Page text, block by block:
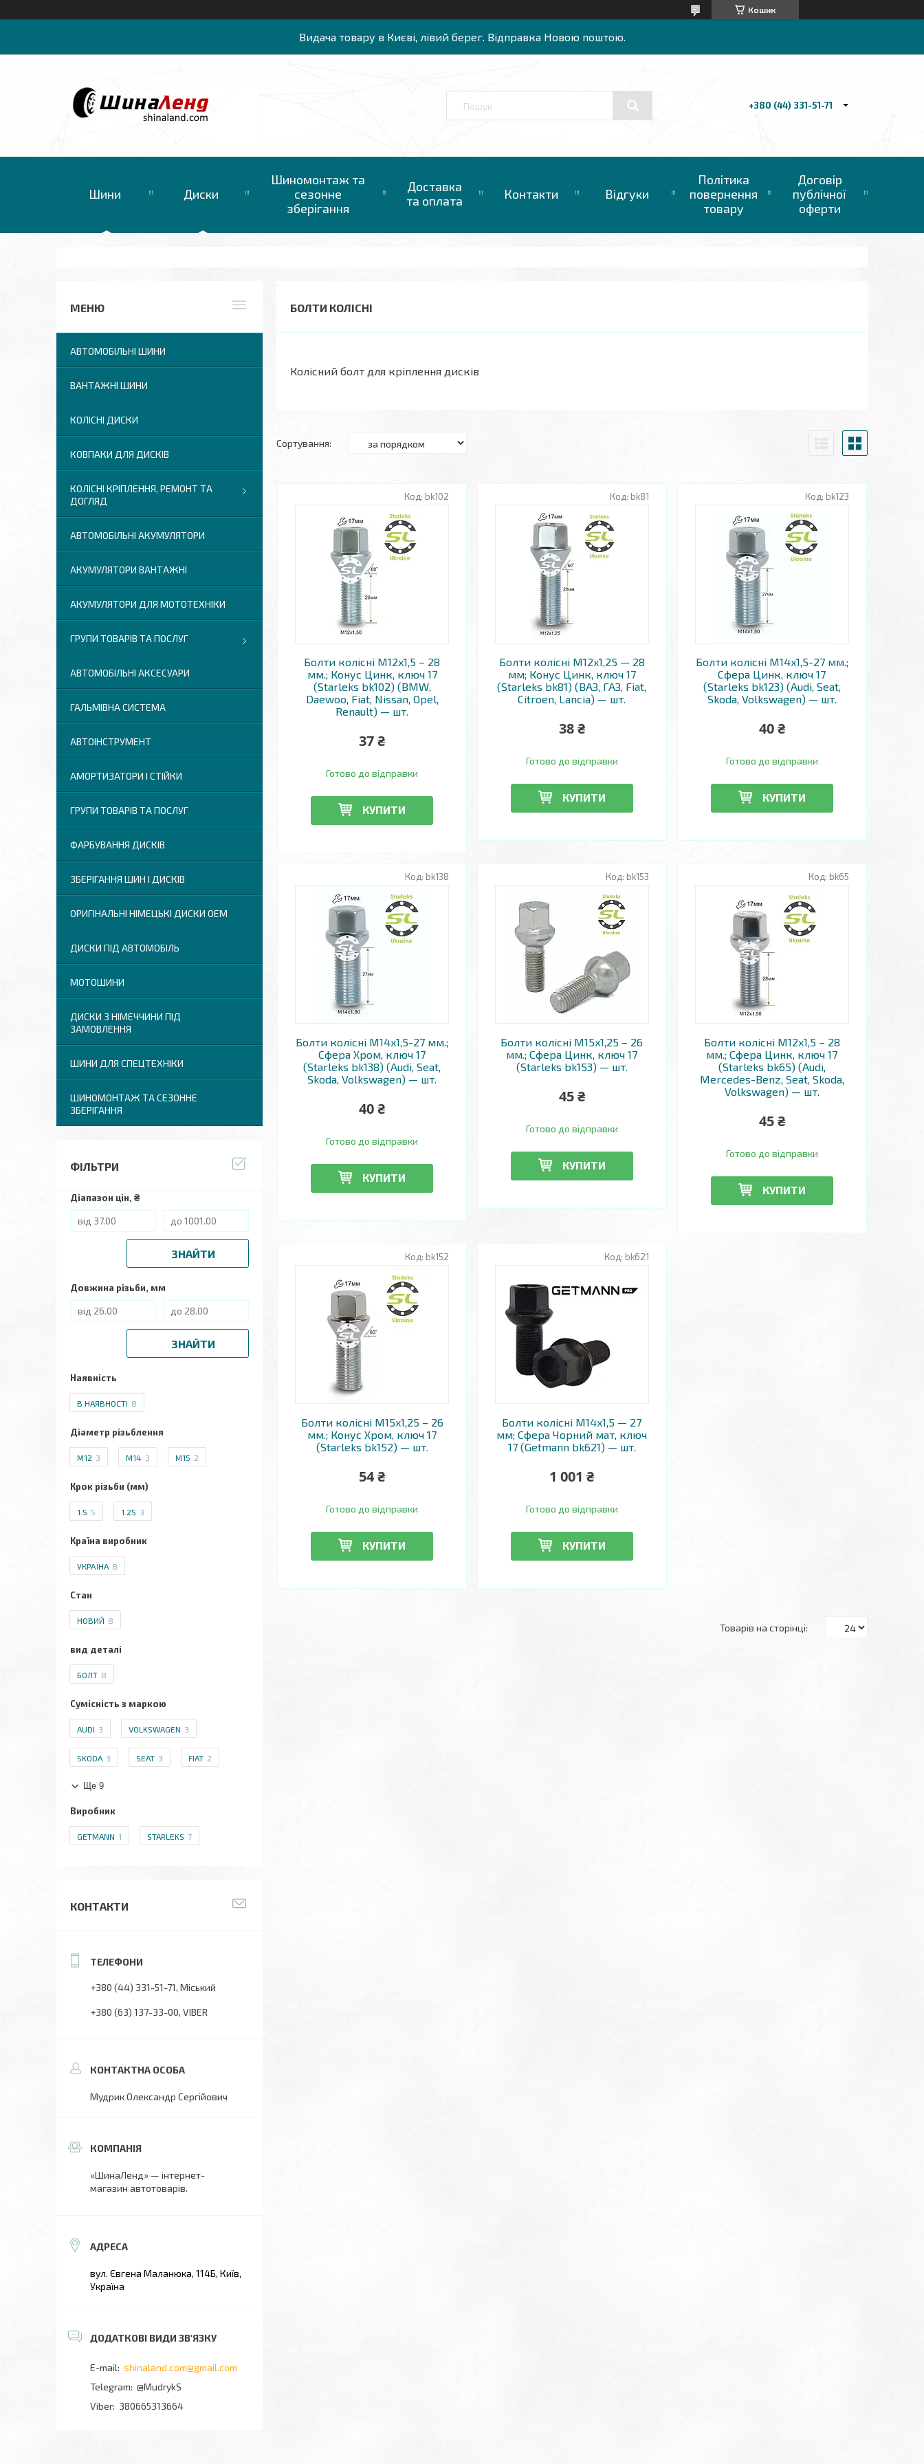
Кошик
Видача товару в Києві, лівий берег. Відправка Новою поштою.
+380 (44) 331-51-71
Шини Диски
Шиномонтаж та
сезонне
зберігання
Доставка
та оплата
Контакти Відгуки
Політика
повернення
товару
Договір
публічної
оферти
БОЛТИ КОЛІСНІ
Колісний болт для кріплення дисків
bk102
Болти колісні M12x1,5 – 28
мм.; Конус Цинк, ключ 17
(Starleks bk102) (BMW,
Daewoo, Fiat, Nissan, Opel,
Renault) — шт.
37 ₴
Готово до відправки
КУПИТИ
bk81
Болти колісні M12x1,25 — 28
мм; Конус Цинк, ключ 17
(Starleks bk81) (ВАЗ, ГАЗ, Fiat,
Citroen, Lancia) — шт.
38 ₴
Готово до відправки
КУПИТИ
bk123
Болти колісні M14x1,5-27 мм.;
Сфера Цинк, ключ 17
(Starleks bk123) (Audi, Seat,
Skoda, Volkswagen) — шт.
40 ₴
Готово до відправки
КУПИТИ
bk138
Болти колісні M14x1,5-27 мм.;
Сфера Хром, ключ 17
(Starleks bk138) (Audi, Seat,
Skoda, Volkswagen) — шт.
40 ₴
Готово до відправки
КУПИТИ
bk153
Болти колісні M15x1,25 – 26
мм.; Сфера Цинк, ключ 17
(Starleks bk153) — шт.
45 ₴
Готово до відправки
КУПИТИ
bk65
Болти колісні M12x1,5 – 28
мм.; Сфера Цинк, ключ 17
(Starleks bk65) (Audi,
Mercedes-Benz, Seat, Skoda,
Volkswagen) — шт.
45 ₴
Готово до відправки
КУПИТИ
bk152
Болти колісні M15x1,25 – 26
мм.; Конус Хром, ключ 17
(Starleks bk152) — шт.
54 ₴
Готово до відправки
КУПИТИ
bk621
Болти колісні M14x1,5 — 27
мм; Сфера Чорний мат, ключ
17 (Getmann bk621) — шт.
1 001 ₴
Готово до відправки
КУПИТИ
АВТОМОБІЛЬНІ ШИНИ
ВАНТАЖНІ ШИНИ
КОЛІСНІ ДИСКИ
КОВПАКИ ДЛЯ ДИСКІВ
КОЛІСНІ КРІПЛЕННЯ, РЕМОНТ ТА
ДОГЛЯД
АВТОМОБІЛЬНІ АКУМУЛЯТОРИ
АКУМУЛЯТОРИ ВАНТАЖНІ
АКУМУЛЯТОРИ ДЛЯ МОТОТЕХНІКИ
ГРУПИ ТОВАРІВ ТА ПОСЛУГ
АВТОМОБІЛЬНІ АКСЕСУАРИ
ГАЛЬМІВНА СИСТЕМА
АВТОІНСТРУМЕНТ
АМОРТИЗАТОРИ І СТІЙКИ
ГРУПИ ТОВАРІВ ТА ПОСЛУГ
ФАРБУВАННЯ ДИСКІВ
ЗБЕРІГАННЯ ШИН І ДИСКІВ
ОРИГІНАЛЬНІ НІМЕЦЬКІ ДИСКИ OEM
ДИСКИ ПІД АВТОМОБІЛЬ
МОТОШИНИ
ДИСКИ З НІМЕЧЧИНИ ПІД
ЗАМОВЛЕННЯ
ШИНИ ДЛЯ СПЕЦТЕХНІКИ
ШИНОМОНТАЖ ТА СЕЗОННЕ
ЗБЕРІГАННЯ
ФІЛЬТРИ
Діапазон цін, ₴
ЗНАЙТИ
Довжина різьби, мм
ЗНАЙТИ
Наявність
В НАЯВНОСТІ 8
Діаметр різьблення
M12 3 M14 3 M15 2
Крок різьби (мм)
1.5 5 1.25 3
Країна виробник
УКРАЇНА 8
Стан
НОВИЙ 8
вид деталі
БОЛТ 8
Сумісність з маркою
AUDI 3 VOLKSWAGEN 3
SKODA 3 SEAT 3 FIAT 2
Ще 9
Виробник
GETMANN 1 STARLEKS 7
КОНТАКТИ
+380 (44) 331-51-71 Міський
+380 (63) 137-33-00 VIBER
Мудрик Олександр Сергійович
«ШинаЛенд» — інтернет-
магазин автотоварів.
вул. Євгена Маланюка, 114Б, Київ,
Україна
shinaland.com@gmail.com
@MudrykS
380665313664